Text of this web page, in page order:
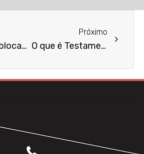
O que é Sublocação?
Próximo
O que é Testamento Público?